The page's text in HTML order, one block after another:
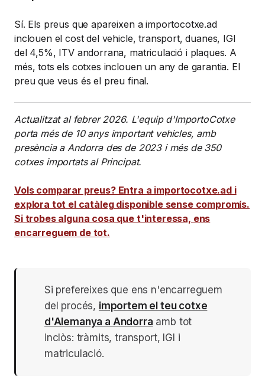
Sí. Els preus que apareixen a importocotxe.ad
inclouen el cost del vehicle, transport, duanes, IGI
del 4,5%, ITV andorrana, matriculació i plaques. A
més, tots els cotxes inclouen un any de garantia. El
preu que veus és el preu final.
Actualitzat al febrer 2026. L'equip d'ImportoCotxe
porta més de 10 anys important vehicles, amb
presència a Andorra des de 2023 i més de 350
cotxes importats al Principat.
Vols comparar preus? Entra a importocotxe.ad i
explora tot el catàleg disponible sense compromís.
Si trobes alguna cosa que t'interessa, ens
encarreguem de tot.
Si prefereixes que ens n'encarreguem
del procés, importem el teu cotxe
d'Alemanya a Andorra amb tot
inclòs: tràmits, transport, IGI i
matriculació.